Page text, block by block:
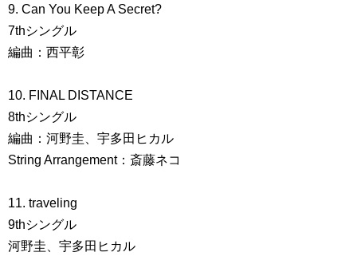
9. Can You Keep A Secret?
7thシングル
編曲：西平彰
10. FINAL DISTANCE
8thシングル
編曲：河野圭、宇多田ヒカル
String Arrangement：斎藤ネコ
11. traveling
9thシングル
河野圭、宇多田ヒカル